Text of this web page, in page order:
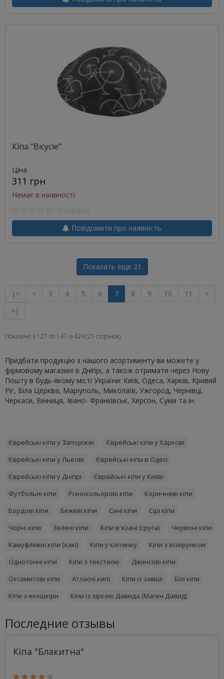
Кіпа "Bicycle"
Ціна
311 грн
Немає в наявності
Повідомити про наявність
Показать еще 21
|< < 3 4 5 6 7 8 9 10 11
>
>|
Показано з 127 по 147 із 424 (21 сторінок)
Придбати продукцію з нашого асортименту ви можете у
фірмовому магазині в Дніпрі, а також отримати через Нову
Пошту в будь-якому місті України: Київ, Одеса, Харків, Кривий
Ріг, Біла Церква, Маріуполь, Миколаїв, Ужгород, Чернівці,
Черкаси, Вінниця, Івано- Франківськ, Херсон, Суми та ін.
Єврейські кіпи у Запоріжжі
Єврейські кіпи у Харкові
Єврейські кіпи у Львові
Єврейські кіпи в Одесі
Єврейські кіпи у Дніпрі
Єврейські кіпи у Києві
Футбольні кіпи
Різнокольорові кіпи
Коричневі кіпи
Бордові кіпи
Бежеві кіпи Сині кіпи
Сірі кіпи
Чорні кіпи
Зелені кіпи Кіпи в'язані (сруга)
Червоні кіпи
Камуфляжні кіпи (хакі)
Кіпи у клітинку
Кіпи з візерунком
Однотонні кіпи
Кіпи з текстилю
Джинсові кіпи
Оксамитові кіпи
Атласні кипі Кіпи із замші
Білі кіпи
Кіпи з екошкіри
Кіпи із зіркою Давида (Маген Давид)
Последние отзывы
Кіпа "Блакитна"